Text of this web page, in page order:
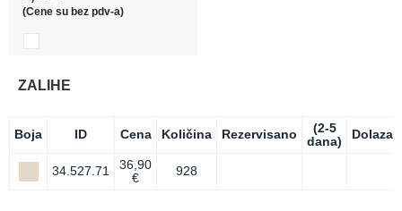
(Cene su bez pdv-a)
ZALIHE
Boja ID Cena Količina Rezervisano
(2-5
dana)
Dolazak
34.527.71
36,90
€
928